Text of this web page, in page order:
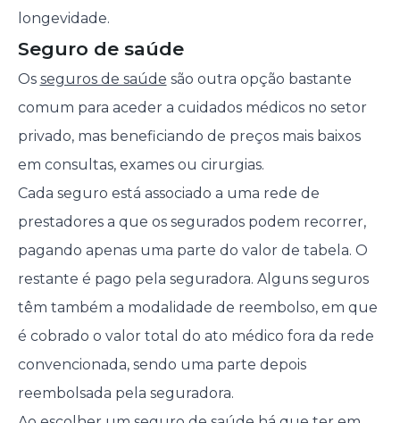
longevidade.
Seguro de saúde
Os seguros de saúde são outra opção bastante
comum para aceder a cuidados médicos no setor
privado, mas beneficiando de preços mais baixos
em consultas, exames ou cirurgias.
Cada seguro está associado a uma rede de
prestadores a que os segurados podem recorrer,
pagando apenas uma parte do valor de tabela. O
restante é pago pela seguradora. Alguns seguros
têm também a modalidade de reembolso, em que
é cobrado o valor total do ato médico fora da rede
convencionada, sendo uma parte depois
reembolsada pela seguradora.